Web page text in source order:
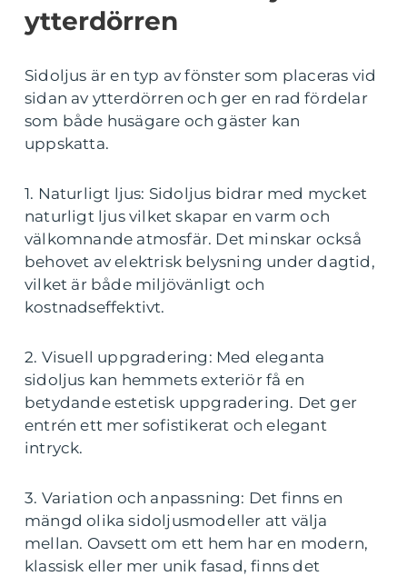
ytterdörren
Sidoljus är en typ av fönster som placeras vid
sidan av ytterdörren och ger en rad fördelar
som både husägare och gäster kan
uppskatta.
1. Naturligt ljus: Sidoljus bidrar med mycket
naturligt ljus vilket skapar en varm och
välkomnande atmosfär. Det minskar också
behovet av elektrisk belysning under dagtid,
vilket är både miljövänligt och
kostnadseffektivt.
2. Visuell uppgradering: Med eleganta
sidoljus kan hemmets exteriör få en
betydande estetisk uppgradering. Det ger
entrén ett mer sofistikerat och elegant
intryck.
3. Variation och anpassning: Det finns en
mängd olika sidoljusmodeller att välja
mellan. Oavsett om ett hem har en modern,
klassisk eller mer unik fasad, finns det